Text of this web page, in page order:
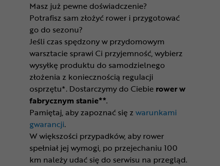
Masz już pewne doświadczenie?
Potrafisz sam złożyć rower i przygotować
go do sezonu?
Jeśli czas spędzony w przydomowym
warsztacie sprawi Ci przyjemność, wybierz
wysyłkę produktu do samodzielnego
złożenia z koniecznością regulacji
osprzętu*. Dostarczymy do Ciebie rower w
fabrycznym stanie**.
Pamiętaj, aby zapoznać się z warunkami
gwarancji.
W większości przypadków, aby rower
spełniał jej wymogi, po przejechaniu 100
km należy udać się do serwisu na przegląd.